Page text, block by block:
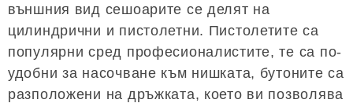
външния вид сешоарите се делят на
цилиндрични и пистолетни. Пистолетите са
популярни сред професионалистите, те са по-
удобни за насочване към нишката, бутоните са
разположени на дръжката, което ви позволява